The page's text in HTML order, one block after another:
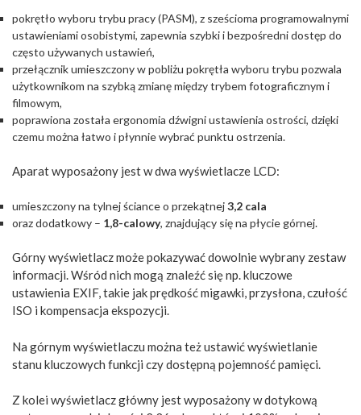
pokrętło wyboru trybu pracy (PASM), z sześcioma programowalnymi
ustawieniami osobistymi, zapewnia szybki i bezpośredni dostęp do
często używanych ustawień,
przełącznik umieszczony w pobliżu pokrętła wyboru trybu pozwala
użytkownikom na szybką zmianę między trybem fotograficznym i
filmowym,
poprawiona została ergonomia dźwigni ustawienia ostrości, dzięki
czemu można łatwo i płynnie wybrać punktu ostrzenia.
Aparat wyposażony jest w dwa wyświetlacze LCD:
umieszczony na tylnej ściance o przekątnej3,2 cala
oraz dodatkowy – 1,8-calowy, znajdujący się na płycie górnej.
Górny wyświetlacz może pokazywać dowolnie wybrany zestaw
informacji. Wśród nich mogą znaleźć się np. kluczowe
ustawienia EXIF, takie jak prędkość migawki, przysłona, czułość
ISO i kompensacja ekspozycji.
Na górnym wyświetlaczu można też ustawić wyświetlanie
stanu kluczowych funkcji czy dostępną pojemność pamięci.
Z kolei wyświetlacz główny jest wyposażony w dotykową